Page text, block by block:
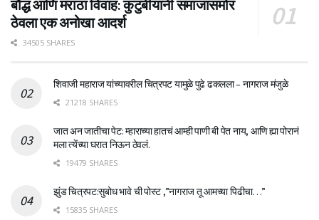
बौद्ध आणि मराठा विवाह: कुटुंबीयांनी समाजासमोर
ठेवला एक अनोखा आदर्श
34505 SHARES
शिवाजी महाराज यांच्यावरील चित्रपट यामुळे पुढे ढकलला – नागराज मंजुळे
21218 SHARES
जात अन जातीचा पेट: म्हाराच्या हातचं आम्ही पाणी बी पेत नाय, आणि ह्या पोरानं
मला त्येंच्या घरात निऊन ठेवलं.
19479 SHARES
झुंड चित्रपट:सुबोध भावे ची पोस्ट ,”नागराज तू आमच्या पिढीचा…”
15835 SHARES